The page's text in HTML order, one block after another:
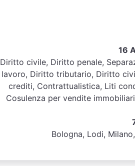
16
Diritto civile, Diritto penale,
lavoro, Diritto tributario, Diritto
crediti, Contrattualistica, Liti
Cosulenza per vendite
Bologna, Lodi,